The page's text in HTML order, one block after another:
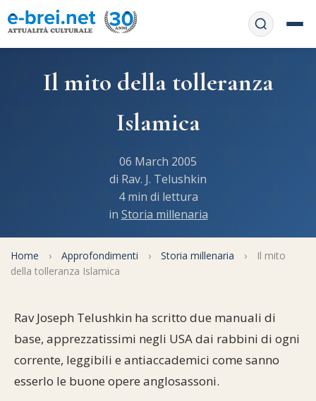
APP web
Informativa Privacy
Libri di preghiera
Regole di Halachà
Pubblicazioni
Documenti storici
Momenti di Torah
Orari di Shabbat
Vendita del chametz
F.A.Q.
Mappa del sito
Spunti
Commenti alla Torah
Perle dal Talmud
Cultura e società
Aspetti di vita ebraica
Partecipa Comunità ebraiche
Mangiare casher
Il mito della tolleranza
Islamica
06 March 2005
di Rav. J. Telushkin
4 min di lettura
in Storia millenaria
Home › Approfondimenti › Storia millenaria ›
Il mito
della tolleranza Islamica
Rav Joseph Telushkin ha scritto due manuali di
base, apprezzatissimi negli USA dai rabbini di ogni
corrente, leggibili e antiaccademici come sanno
esserlo le buone opere anglosassoni.